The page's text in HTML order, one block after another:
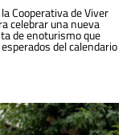
Cooperativa de Viver
celebrar una nueva
de enoturismo que
del calendario